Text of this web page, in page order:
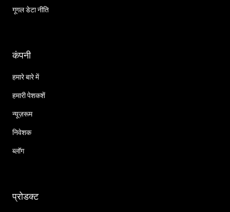
गूगल डेटा नीति
कंपनी
हमारे बारे में
हमारी पेशकशें
न्यूज़रूम
निवेशक
ब्लॉग
प्रोडक्ट